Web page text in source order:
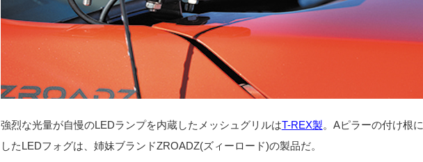
強烈な光量が自慢のLEDランプを内蔵したメッシュグリルはT-REX製。Aピラーの付け根
したLEDフォグは、姉妹ブランドZROADZ(ズィーロード)の製品だ。